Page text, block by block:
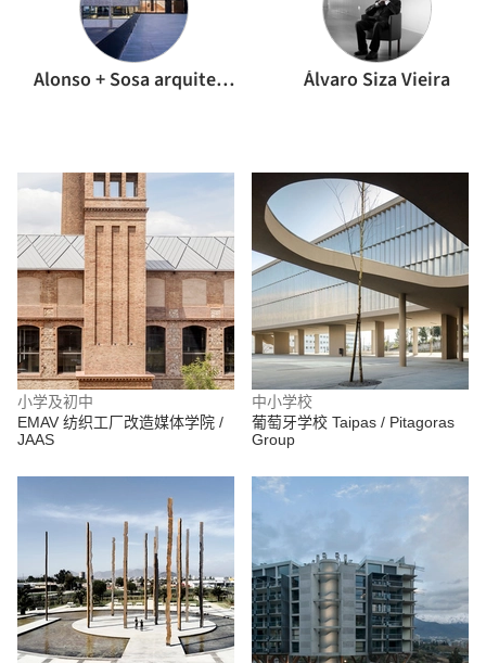
Alonso + Sosa arquitectos Álvaro Siza Vieira
小学及初中
EMAV 纺织工厂改造媒体学院 /
JAAS
中小学校
葡萄牙学校 Taipas / Pitagoras
Group